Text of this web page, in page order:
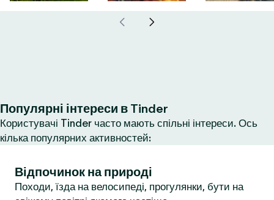
Популярні інтереси в Tinder
Користувачі Tinder часто мають спільні інтереси. Ось
кілька популярних активностей:
Відпочинок на природі
Походи, їзда на велосипеді, прогулянки, бути на